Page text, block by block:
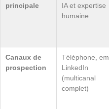
principale
IA et expertise
humaine
Canaux de
prospection
Téléphone,
LinkedIn
(multicanal
complet)